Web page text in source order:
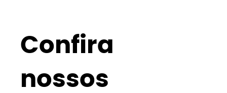
Confira
nossos